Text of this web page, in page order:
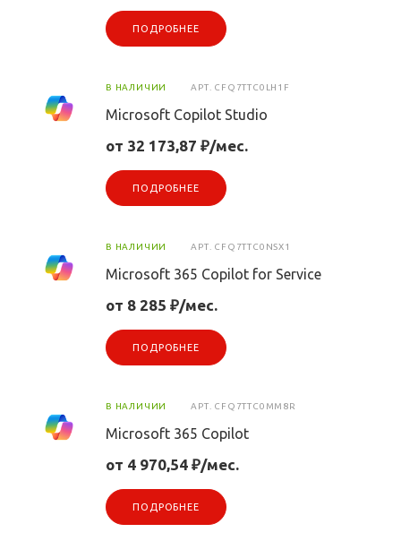
ПОДРОБНЕЕ
В НАЛИЧИИ АРТ. CFQ7TTC0LH1F
Microsoft Copilot Studio
от 32 173,87 ₽/мес.
ПОДРОБНЕЕ
В НАЛИЧИИ АРТ. CFQ7TTC0NSX1
Microsoft 365 Copilot for Service
от 8 285 ₽/мес.
ПОДРОБНЕЕ
В НАЛИЧИИ АРТ. CFQ7TTC0MM8R
Microsoft 365 Copilot
от 4 970,54 ₽/мес.
ПОДРОБНЕЕ